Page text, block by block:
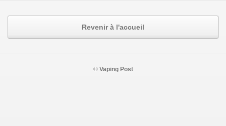
Revenir à l'accueil
© Vaping Post